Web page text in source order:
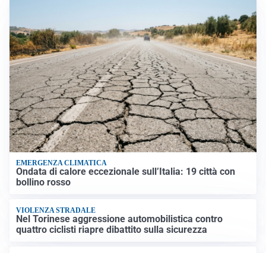
EMERGENZA CLIMATICA
Ondata di calore eccezionale sull’Italia: 19 città con
bollino rosso
VIOLENZA STRADALE
Nel Torinese aggressione automobilistica contro
quattro ciclisti riapre dibattito sulla sicurezza